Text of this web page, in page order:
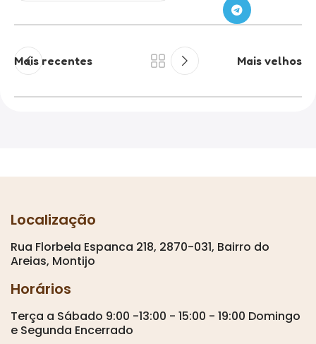
Mais recentes Mais velhos
Localização
Rua Florbela Espanca 218, 2870-031, Bairro do
Areias, Montijo
Horários
Terça a Sábado 9:00 -13:00 - 15:00 - 19:00 Domingo
e Segunda Encerrado